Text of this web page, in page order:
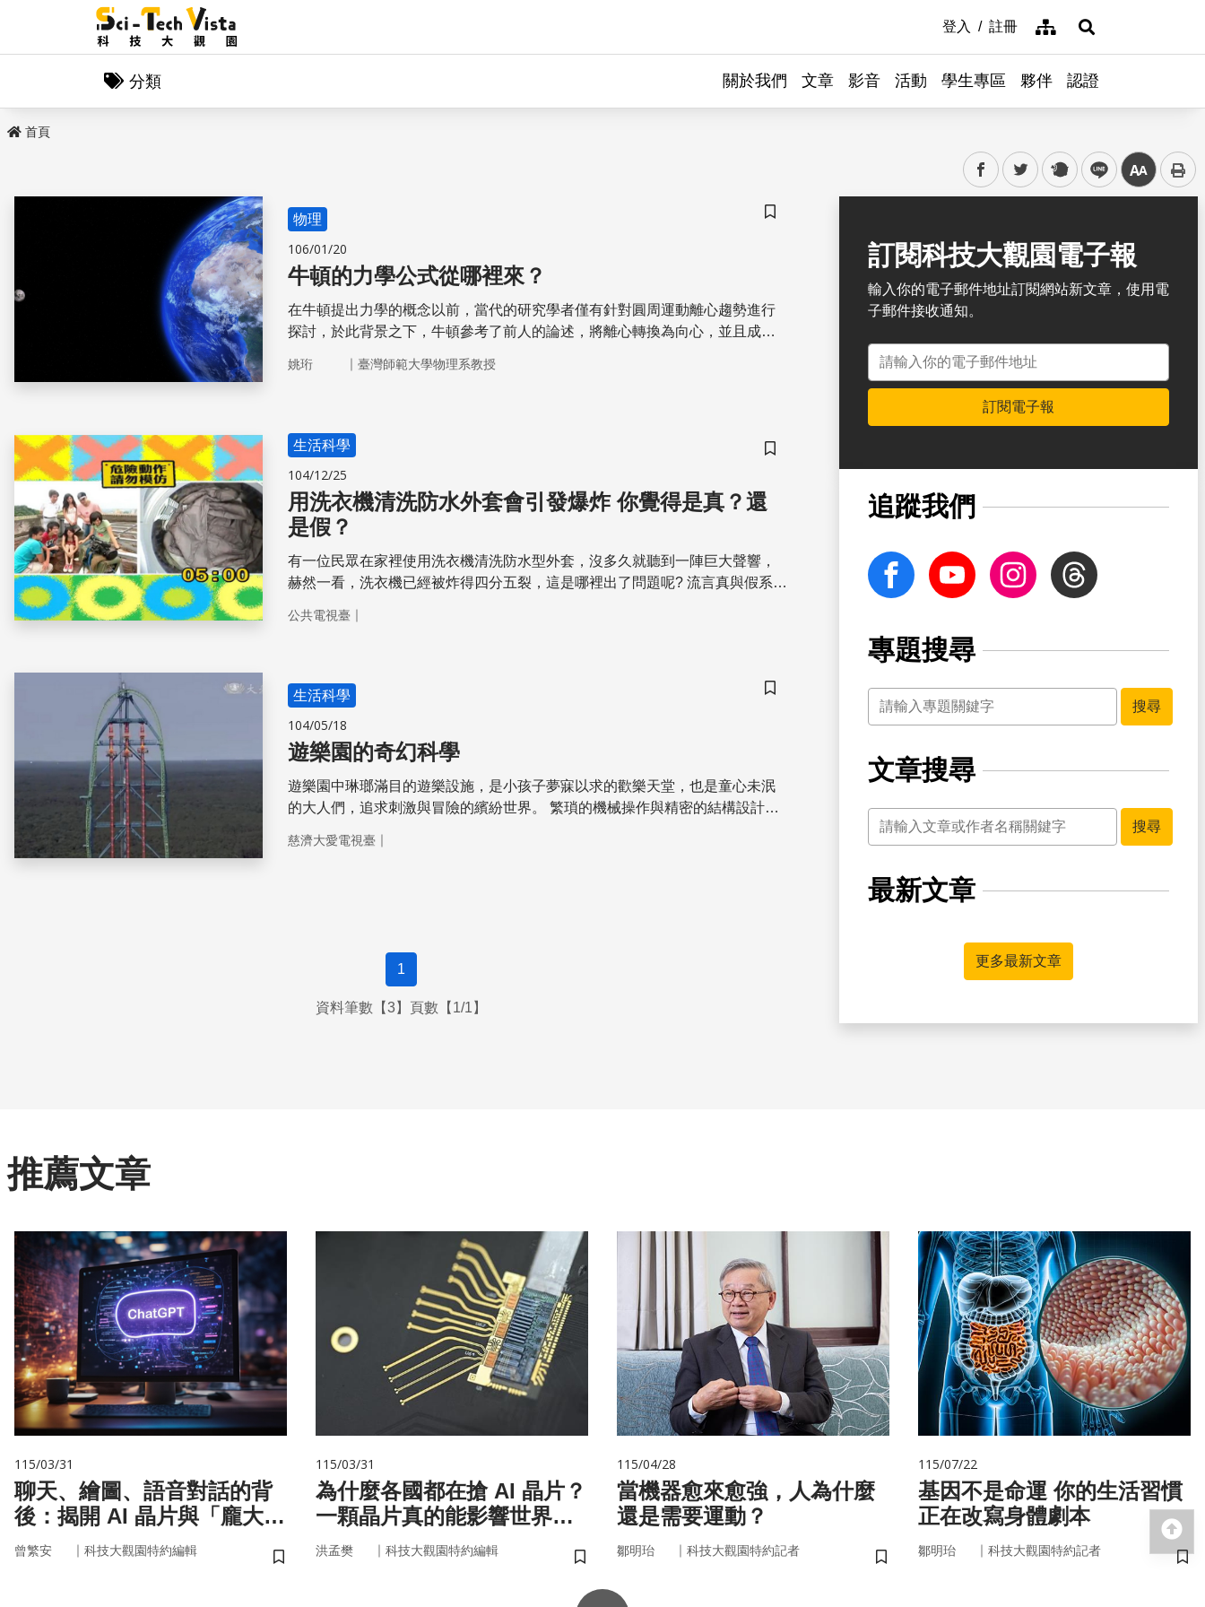
登入 註冊 網站導覽展開搜尋
分類 關於我們 文章 影音 活動 學生專區 夥伴 認證
首頁
facebooktwitter plurk line 中
儲存書籤
物理
106/01/20
牛頓的力學公式從哪裡來？
在牛頓提出力學的概念以前，當代的研究學者僅有針對圓周運動離心趨勢進行
探討，於此背景之下，牛頓參考了前人的論述，將離心轉換為向心，並且成功
為古典力學奠定了穩固的基礎。
姚珩 ｜ 臺灣師範大學物理系教授
儲存書籤
生活科學
104/12/25
用洗衣機清洗防水外套會引發爆炸 你覺得是真？還
是假？
有一位民眾在家裡使用洗衣機清洗防水型外套，沒多久就聽到一陣巨大聲響，
赫然一看，洗衣機已經被炸得四分五裂，這是哪裡出了問題呢? 流言真與假系列
迎訂閱【公視兒少】頻道 https://goo.gl/tidk1G 訂閱公視兒少頻道 精彩節目不錯
公共電視臺｜
儲存書籤
生活科學
104/05/18
遊樂園的奇幻科學
遊樂園中琳瑯滿目的遊樂設施，是小孩子夢寐以求的歡樂天堂，也是童心未泯
的大人們，追求刺激與冒險的繽紛世界。 繁瑣的機械操作與精密的結構設計，
由各種離心力、加速度及能量轉換所交織而成的刺激感受，引爆了人體的腎上
高速行駛在軌道上的刺激活動，是由一連串的物理
慈濟大愛電視臺｜
1
資料筆數【3】頁數【1/1】
訂閱科技大觀園電子報
輸入你的電子郵件地址訂閱網站新文章，使用電
子郵件接收通知。
電子郵件地址
訂閱電子報
追蹤我們
facebook Youtube InstagramThreads
專題搜尋
關鍵字
搜尋
文章搜尋
關鍵字
搜尋
最新文章
更多最新文章
推薦文章
115/03/31
聊天、繪圖、語音對話的背
後：揭開 AI 晶片與「龐大算
力」的真面目
曾繁安 ｜ 科技大觀園特約編輯
儲存書籤
115/03/31
為什麼各國都在搶 AI 晶片？
一顆晶片真的能影響世界
嗎？
洪孟樊 ｜ 科技大觀園特約編輯
儲存書籤
115/04/28
當機器愈來愈強，人為什麼
還是需要運動？
鄒明珆 ｜ 科技大觀園特約記者
儲存書籤
115/07/22
基因不是命運 你的生活習慣
正在改寫身體劇本
鄒明珆 ｜ 科技大觀園特約記者
儲
回